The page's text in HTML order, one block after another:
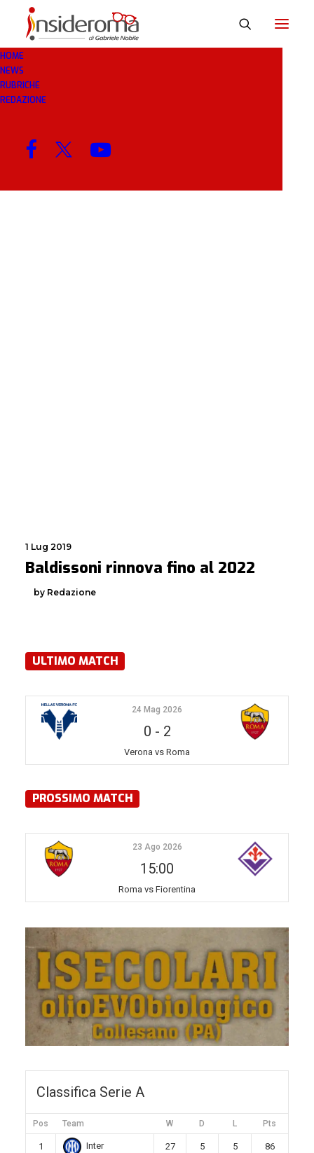
HOME
NEWS
RUBRICHE
REDAZIONE
PROROGATO
MENU
1 Lug 2019
Baldissoni rinnova fino al 2022
by Redazione
ULTIMO MATCH
24 Mag 2026
0 - 2
Verona vs Roma
PROSSIMO MATCH
23 Ago 2026
15:00
Roma vs Fiorentina
Classifica Serie A
Pos Team W D L Pts
1 Inter 27 5 5 86